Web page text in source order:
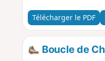
Télécharger le PDF
Boucle de